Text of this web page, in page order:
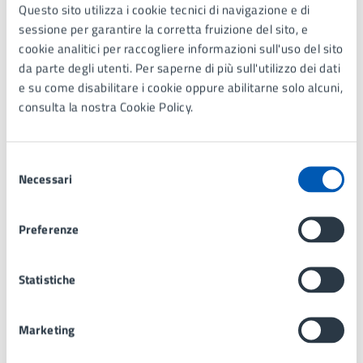
Questo sito utilizza i cookie tecnici di navigazione e di
sessione per garantire la corretta fruizione del sito, e
cookie analitici per raccogliere informazioni sull'uso del sito
da parte degli utenti. Per saperne di più sull'utilizzo dei dati
e su come disabilitare i cookie oppure abilitarne solo alcuni,
consulta la nostra Cookie Policy.
delNecessari
Preferenze
Statistiche
Marketing
Contatti
E-mail: